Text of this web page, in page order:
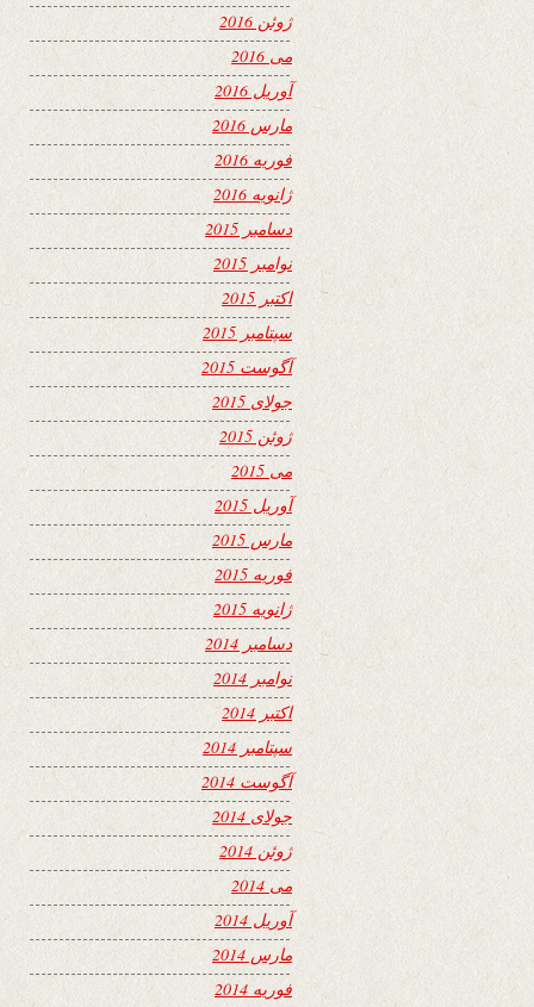
ژوئن 2016
می 2016
آوریل 2016
مارس 2016
فوریه 2016
ژانویه 2016
دسامبر 2015
نوامبر 2015
اکتبر 2015
سپتامبر 2015
آگوست 2015
جولای 2015
ژوئن 2015
می 2015
آوریل 2015
مارس 2015
فوریه 2015
ژانویه 2015
دسامبر 2014
نوامبر 2014
اکتبر 2014
سپتامبر 2014
آگوست 2014
جولای 2014
ژوئن 2014
می 2014
آوریل 2014
مارس 2014
فوریه 2014